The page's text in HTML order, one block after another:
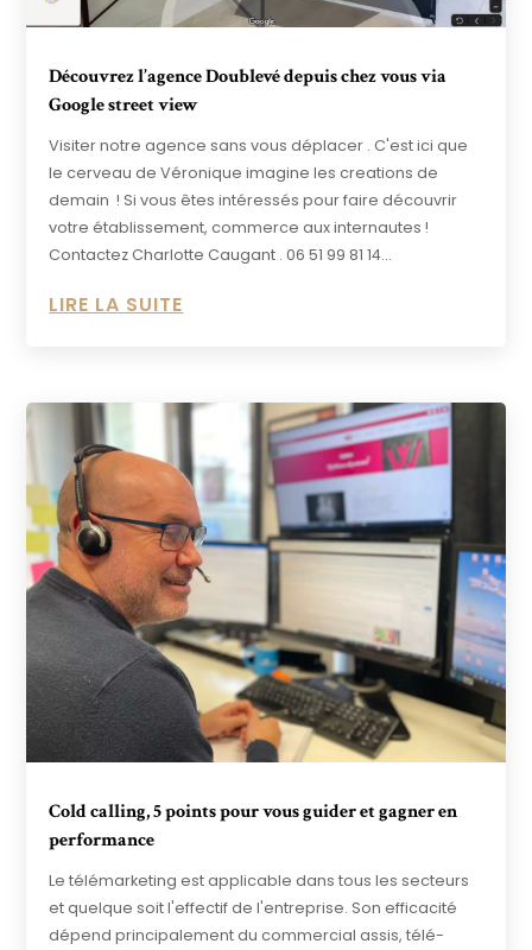
Découvrez l’agence Doublevé depuis chez vous via
Google street view
Visiter notre agence sans vous déplacer . C'est ici que
le cerveau de Véronique imagine les creations de
demain ! Si vous êtes intéressés pour faire découvrir
votre établissement, commerce aux internautes !
Contactez Charlotte Caugant . 06 51 99 81 14...
LIRE LA SUITE
Cold calling, 5 points pour vous guider et gagner en
performance
Le télémarketing est applicable dans tous les secteurs
et quelque soit l'effectif de l'entreprise. Son efficacité
dépend principalement du commercial assis, télé-